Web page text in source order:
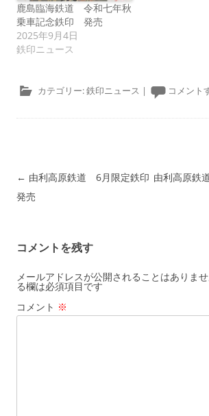
鹿島臨海鉄道 令和七年秋
乗車記念鉄印 発売
2025年9月4日
鉄印ニュース
カテゴリー:鉄印ニュース | コメント
投稿ナビゲーション
← 由利高原鉄道 6月限定鉄印
発売
由利高原鉄
コメントを残す
メールアドレスが公開されることはありませ
る欄は必須項目です
コメント ※